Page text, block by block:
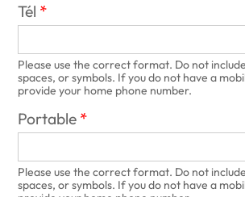
Tél
Please use the correct format. Do not
spaces, or symbols. If you do not have a
provide your home phone number.
Portable
Please use the correct format. Do not
spaces, or symbols. If you do not have a